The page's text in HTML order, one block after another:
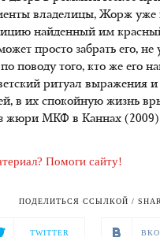
владелицы, Жорж уже
найденный им
просто забрать его, не
поводу того, кто же его
ритуал выражения
в их спокойную жизнь
жюри МКФ в Каннах (2009)
Помоги сайту!
ПОДЕЛИТЬСЯ ССЫЛКОЙ /
TWITTER